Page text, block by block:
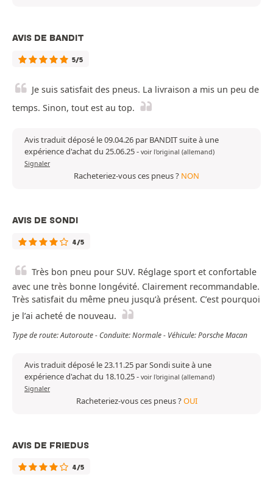
AVIS DE BANDIT
5/5
Je suis satisfait des pneus. La livraison a mis un peu de
temps. Sinon, tout est au top.
Avis traduit déposé le 09.04.26 par BANDIT suite à une
expérience d'achat du 25.06.25- voir l'original (allemand)
Signaler
Racheteriez-vous ces pneus ? NON
AVIS DE SONDI
4/5
Très bon pneu pour SUV. Réglage sport et confortable
avec une très bonne longévité. Clairement recommandable.
Très satisfait du même pneu jusqu’à présent. C’est pourquoi
je l’ai acheté de nouveau.
Type de route: Autoroute - Conduite: Normale - Véhicule: Porsche Macan
Avis traduit déposé le 23.11.25 par Sondi suite à une
expérience d'achat du 18.10.25- voir l'original (allemand)
Signaler
Racheteriez-vous ces pneus ?OUI
AVIS DE FRIEDUS
4/5